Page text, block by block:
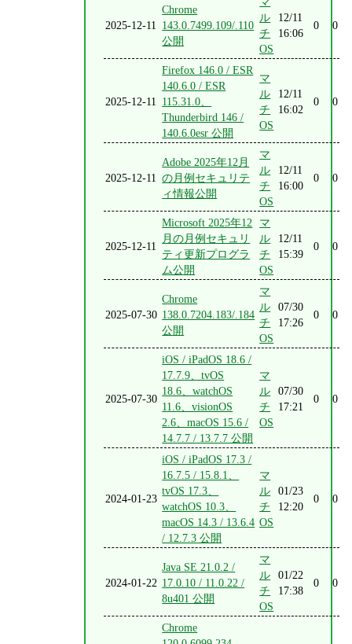
2025-12-11
Chrome
143.0.7499.109/.110
公開
ル
チ
OS
12/11
16:06
0 0
2025-12-11
Firefox 146.0 / ESR
140.6.0 / ESR
115.31.0、
Thunderbird 146 /
140.6.0esr 公開
マ
ル
チ
OS
12/11
16:02
0 0
2025-12-11
Adobe 2025年12月
の月例セキュリテ
ィ情報公開
マ
ル
チ
OS
12/11
16:00
0 0
2025-12-11
Microsoft 2025年12
月の月例セキュリ
ティ更新プログラ
ム公開
マ
ル
チ
OS
12/11
15:39
0 0
2025-07-30
Chrome
138.0.7204.183/.184
公開
マ
ル
チ
OS
07/30
17:26
0 0
2025-07-30
iOS / iPadOS 18.6 /
17.7.9、tvOS
18.6、watchOS
11.6、visionOS
2.6、macOS 15.6 /
14.7.7 / 13.7.7 公開
マ
ル
チ
OS
07/30
17:21
0 0
2024-01-23
iOS / iPadOS 17.3 /
16.7.5 / 15.8.1、
tvOS 17.3、
watchOS 10.3、
macOS 14.3 / 13.6.4
/ 12.7.3 公開
マ
ル
チ
OS
01/23
12:20
0 0
2024-01-22
Java SE 21.0.2 /
17.0.10 / 11.0.22 /
8u401 公開
マ
ル
チ
OS
01/22
17:38
0 0
Chrome